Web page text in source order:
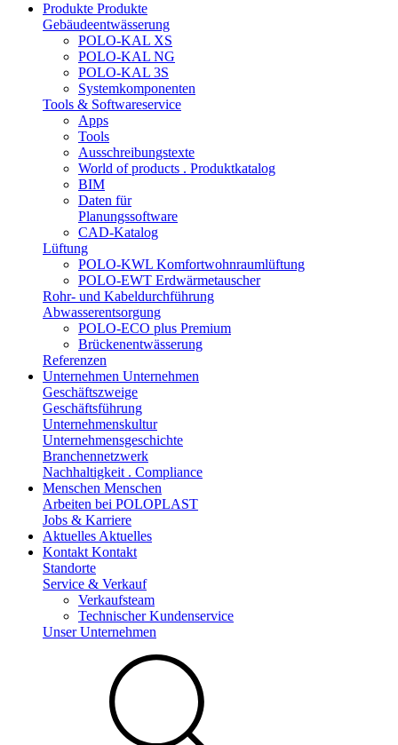
Produkte Produkte
Gebäudeentwässerung
POLO-KAL XS
POLO-KAL NG
POLO-KAL 3S
Systemkomponenten
Tools & Softwareservice
Apps
Tools
Ausschreibungstexte
World of products . Produktkatalog
BIM
Daten für
Planungssoftware
CAD-Katalog
Lüftung
POLO-KWL Komfortwohnraumlüftung
POLO-EWT Erdwärmetauscher
Rohr- und Kabeldurchführung
Abwasserentsorgung
POLO-ECO plus Premium
Brückenentwässerung
Referenzen
Unternehmen Unternehmen
Geschäftszweige
Geschäftsführung
Unternehmenskultur
Unternehmensgeschichte
Branchennetzwerk
Nachhaltigkeit . Compliance
Menschen Menschen
Arbeiten bei POLOPLAST
Jobs & Karriere
Aktuelles Aktuelles
Kontakt Kontakt
Standorte
Service & Verkauf
Verkaufsteam
Technischer Kundenservice
Unser Unternehmen